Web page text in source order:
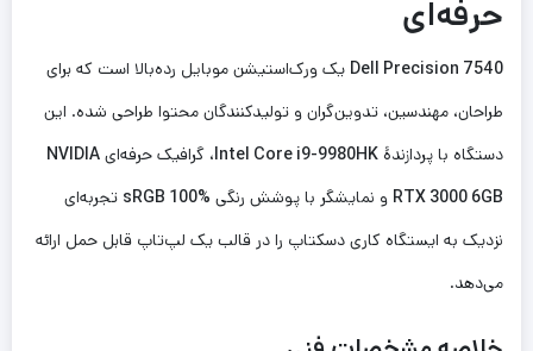
حرفه‌ای
Dell Precision 7540 یک ورک‌استیشن موبایل رده‌بالا است که برای
طراحان، مهندسین، تدوین‌گران و تولیدکنندگان محتوا طراحی شده. این
دستگاه با پردازندهٔ Intel Core i9-9980HK، گرافیک حرفه‌ای NVIDIA
RTX 3000 6GB و نمایشگر با پوشش رنگی sRGB 100% تجربه‌ای
نزدیک به ایستگاه کاری دسکتاپ را در قالب یک لپ‌تاپ قابل حمل ارائه
می‌دهد.